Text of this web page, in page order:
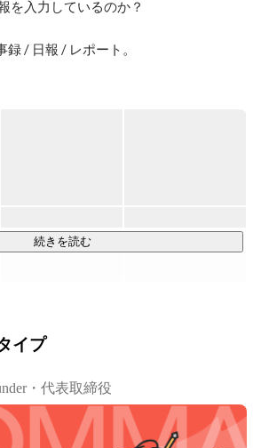
を入力しているのか？
/ 日報 / レポート。
会話のほとんどが
続きを読む
イプ
・代表取締役